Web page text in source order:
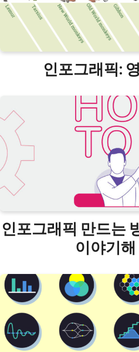
인포그래픽:
인포그래픽 만드는
이야기